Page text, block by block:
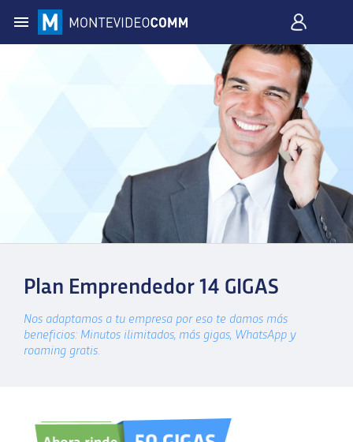
Plan Emprendedor 14 GIGAS
Nos adaptamos a tu empresa por eso te damos más
beneficios: Minutos ilimitados, más gigas, WhatsApp y
roaming gratis.